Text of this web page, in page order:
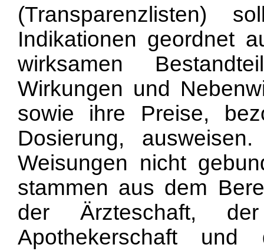
(Transparenzlisten)
Indikationen geordnet
wirksamen
Wirkungen und
sowie ihre Preise,
Dosierung,
Weisungen nicht
stammen aus dem
der Ärzteschaft, der
Apothekerschaft und